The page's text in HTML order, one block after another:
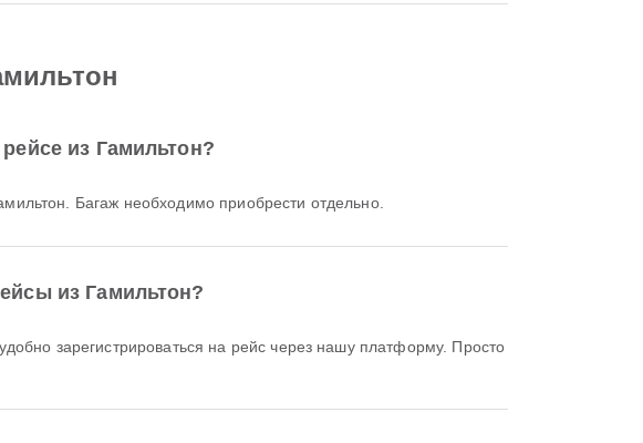
из Гамильтон?
Багаж необходимо приобрести отдельно.
из Гамильтон?